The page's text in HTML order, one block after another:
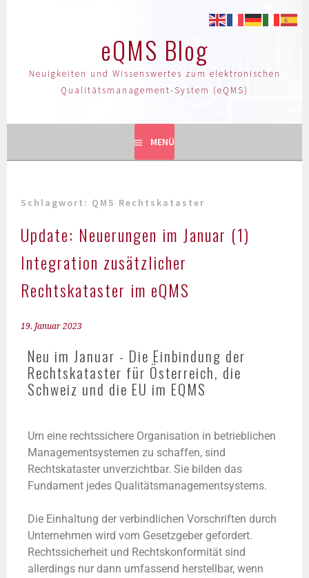
eQMS Blog
Neuigkeiten und Wissenswertes zum elektronischen
Qualitätsmanagement-System (eQMS)
MENÜ
Schlagwort: QMS Rechtskataster
Update: Neuerungen im Januar (1)
Integration zusätzlicher
Rechtskataster im eQMS
19. Januar 2023
Neu im Januar - Die Einbindung der
Rechtskataster für Österreich, die
Schweiz und die EU im EQMS
Um eine rechtssichere Organisation in betrieblichen
Managementsystemen zu schaffen, sind
Rechtskataster unverzichtbar. Sie bilden das
Fundament jedes Qualitätsmanagementsystems.
Die Einhaltung der verbindlichen Vorschriften durch
Unternehmen wird vom Gesetzgeber gefordert.
Rechtssicherheit und Rechtskonformität sind
allerdings nur dann umfassend herstellbar, wenn